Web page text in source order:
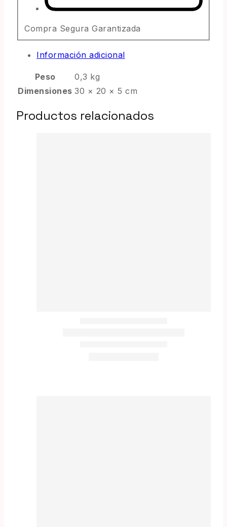
Compra Segura Garantizada
Información adicional
Peso
0,3 kg
Dimensiones 30 × 20 × 5 cm
Productos relacionados